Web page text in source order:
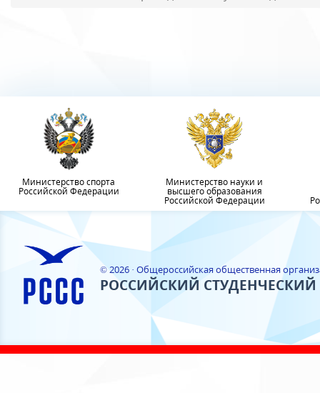
Министерство спорта
Российской Федерации
Министерство науки и
высшего образования
Российской Федерации
© 2026 · Общероссийская общественная
РОССИЙСКИЙ